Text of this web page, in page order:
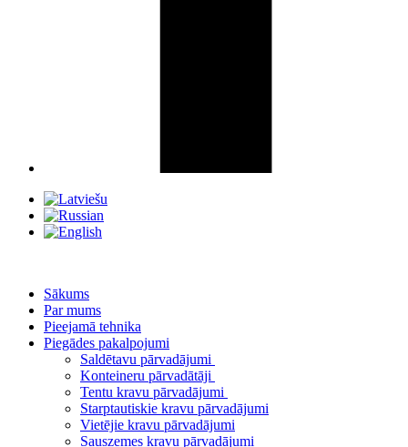
Sākums
Par mums
Pieejamā tehnika
Piegādes pakalpojumi
Saldētavu pārvadājumi
Konteineru pārvadātāji
Tentu kravu pārvadājumi
Starptautiskie kravu pārvadājumi
Vietējie kravu pārvadājumi
Sauszemes kravu pārvadājumi